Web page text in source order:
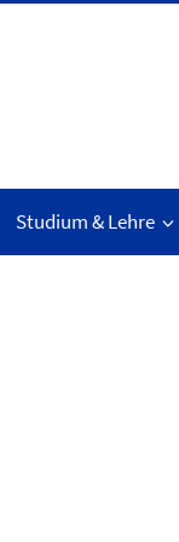
Studium & Lehre